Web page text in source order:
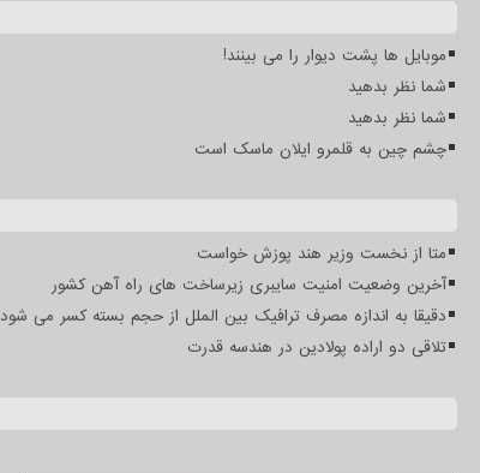
موبایل ها پشت دیوار را می بینند!
شما نظر بدهید
شما نظر بدهید
چشم چین به قلمرو ایلان ماسک است
متا از نخست وزیر هند پوزش خواست
آخرین وضعیت امنیت سایبری زیرساخت های راه آهن کشور
دقیقا به اندازه مصرف ترافیک بین الملل از حجم بسته کسر می شود
تلاقی دو اراده پولادین در هندسه قدرت